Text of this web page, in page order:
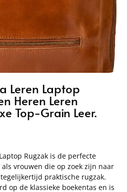
Leren Laptop
Heren Leren
Top-Grain Leer.
Rugzak is de perfecte
vrouwen die op zoek zijn naar
praktische rugzak.
op de klassieke boekentas en is